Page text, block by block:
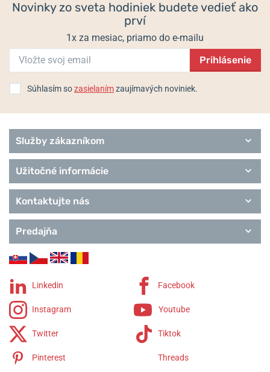
Informácie o výrobcovi:Tissot SA, Chemin des tourelles 17, 2400 Le
Locle, Švajčiarsko / info@tissot.ch
Populárne modelové rady Tissot
Touch Collection
T-Sport
Heritage
T-Lady
T-Pocket
Remienky Tissot
Novinky zo sveta hodiniek budete vedieť ako
prví
1x za mesiac, priamo do e-mailu
Prihlásenie
Súhlasím sozasielanímzaujímavých noviniek.
Služby zákazníkom
Užitočné informácie
Kontaktujte nás
Predajňa
Linkedin Facebook
Instagram Youtube
Twitter Tiktok
Pinterest Threads